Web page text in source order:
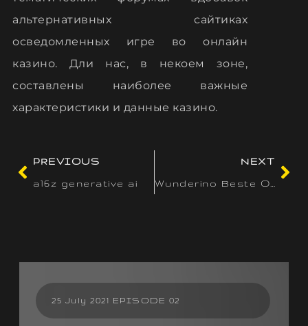
альтернативных сайтиках
осведомленных игре во онлайн
казино. Дли нас, в некоем зоне,
составлены наиболее важные
характеристики и данные казино.
PREVIOUS
a16z generative ai
NEXT
Wunderino Beste Online Casinos Reddit Provision Quelltext Feber 2026: 10 einzahlen, unter einsatz von 50 & 100 Spins vortragen
25 July 2021 EPISODE 02